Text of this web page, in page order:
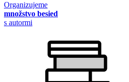
Organizujeme
množstvo besied
s autormi